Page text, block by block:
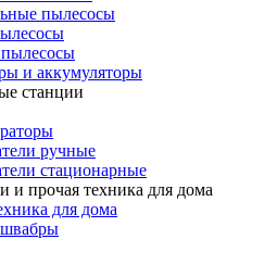
пылесосы
и аккумуляторы
станции
ручные
стационарные
и прочая техника для дома
для дома